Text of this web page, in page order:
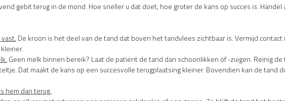
gebit terug in de mond. Hoe sneller u dat doet, hoe groter de kans op succes is. Handel
De kroon is het deel van de tand dat boven het tandvlees zichtbaar is. Vermijd
Geen melk binnen bereik? Laat de patiënt de tand dan schoonlikken of -zuigen. Reinig
Dat maakt de kans op een succesvolle terugplaatsing kleiner. Bovendien kan de tand
hem dan terug.